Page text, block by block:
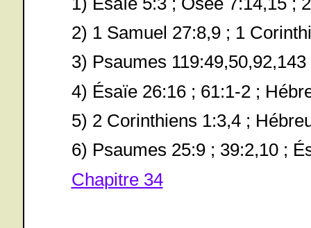
2) 1 Samuel 27:8,9 ; 1
3) Psaumes
4) Ésaïe 26:16 ; 61:1-2 ;
5) 2 Corinthiens 1:3,4 ;
6) Psaumes 25:9 ; 39:2,10 ;
Chapitre 34